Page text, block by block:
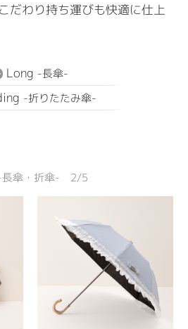
だわり持ち運びも快適に仕上
Long -長傘-
-折りたたみ傘-
傘・折傘- 2/5